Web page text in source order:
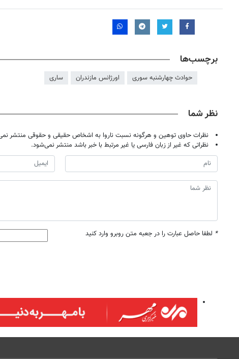
برچسب‌ها
حوادث چهارشنبه سوری اورژانس مازندران ساری
نظر شما
نظرات حاوی توهین و هرگونه نسبت ناروا به اشخاص حقیقی و حقوقی منتشر
نظراتی که غیر از زبان فارسی یا غیر مرتبط با خبر باشد منتشر نمی‌شود.
* لطفا حاصل عبارت را در جعبه متن روبرو وارد کنید